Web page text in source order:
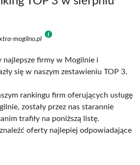
mogilno.pl
najlepsze firmy w Mogilnie i
się w naszym zestawieniu TOP 3.
rankingu firm oferujących usługę
zostały przez nas starannie
trafiły na poniższą listę.
oferty najlepiej odpowiadające